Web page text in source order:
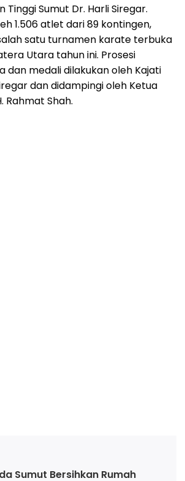
Tinggi Sumut Dr. Harli Siregar.
1.506 atlet dari 89 kontingen,
satu turnamen karate terbuka
Utara tahun ini. Prosesi
dan medali dilakukan oleh Kajati
dan didampingi oleh Ketua
Rahmat Shah.
Sumut Bersihkan Rumah